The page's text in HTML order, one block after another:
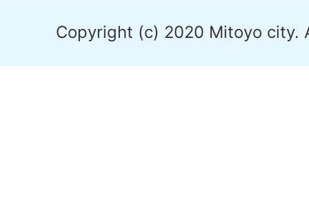
Copyright (c) 2020 Mitoyo city.